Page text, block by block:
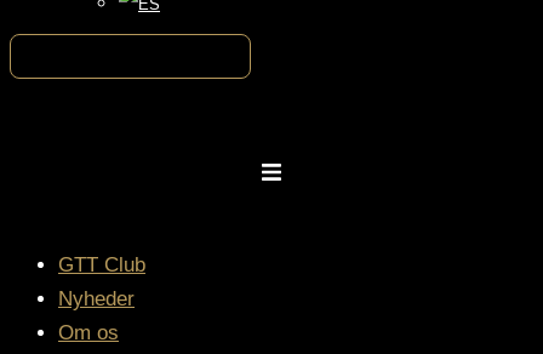
GTT Club
Nyheder
Om os